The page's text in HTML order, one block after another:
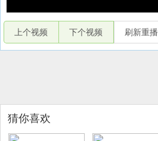
上个视频 下个视频 刷新重播
猜你喜欢